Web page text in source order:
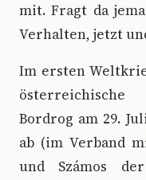
mit. Fragt da
Verhalten, jetzt
Im ersten
Bordrog am 29.
ab (im Verband
und Számos